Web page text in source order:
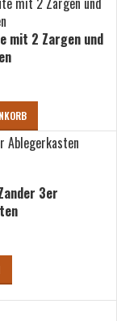
mit 2 Zargen und
3er